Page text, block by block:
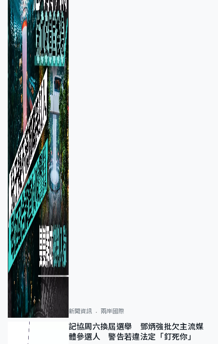
新聞資訊 兩岸國際
記協周六換屆選舉 鄧炳強批欠主流媒
體參選人 警告若違法定「釘死你」